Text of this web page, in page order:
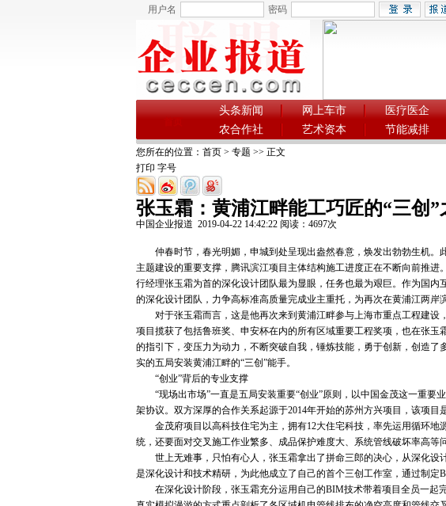
用户名 密码
头条新闻 网上车市 医疗医企
农合作社
艺术资本 节能减排
您所在的位置： 首页 > 专题 >> 正文
打印 字号
张玉霜：黄浦江畔能工巧匠的“三创”
中国企业报道 2019-04-22 14:42:22 阅读： 4697次
仲春时节，春光明媚，申城到处呈现出盎然春意，焕发出勃勃生机。
主题建设的重要支撑，腾讯滨江项目主体结构施工进度正在不断向前推
行经理张玉霜为首的深化设计团队最为显眼，任务也最为艰巨。作为国
的深化设计团队，力争高标准高质量完成业主重托，为再次在黄浦江两岸
对于张玉霜而言，这是他再次来到黄浦江畔参与上海市重点工程建设
项目揽获了包括鲁班奖、申安杯在内的所有区域重要工程奖项，也在张
的指引下，变压力为动力，不断突破自我，锤炼技能，勇于创新，创造
实的五局安装黄浦江畔的“三创”能手。
“创业”背后的专业支撑
“现场出市场”一直是五局安装重要“创业”原则，以中国金茂这一重要
架协议。双方深厚的合作关系起源于2014年开始的苏州方兴项目，该项
金茂府项目以高科技住宅为主，拥有12大住宅科技，率先运用循环地
统，还要面对交叉施工作业繁多、成品保护难度大、系统管线破坏率高
世上无难事，只怕有心人，张玉霜拿出了拼命三郎的决心，从深化设
是深化设计和技术精研，为此他成立了自己的首个三创工作室，通过制
在深化设计阶段，张玉霜充分运用自己的BIM技术带着项目全员一起